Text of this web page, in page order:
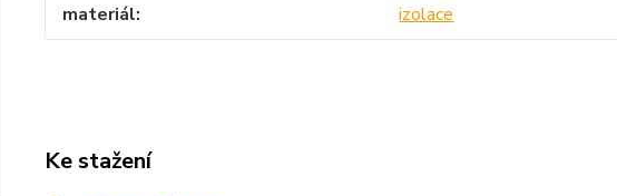
materiál
izolace
Ke stažení